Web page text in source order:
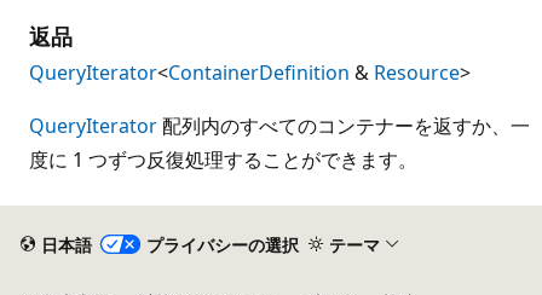
返品
QueryIterator<ContainerDefinition & Resource>
QueryIterator配列内のすべてのコンテナーを返すか、一
度に 1 つずつ反復処理することができます。
日本語 プライバシーの選択 テーマ